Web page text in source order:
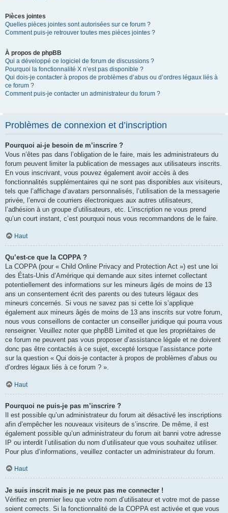
Pièces jointes
Quelles pièces jointes sont autorisées sur ce forum ?
Comment puis-je retrouver toutes mes pièces jointes ?
À propos de phpBB
Qui a développé ce logiciel de forum de discussions ?
Pourquoi la fonctionnalité X n’est pas disponible ?
Qui dois-je contacter à propos de problèmes d’abus ou d’ordres légaux liés à
ce forum ?
Comment puis-je contacter un administrateur du forum ?
Problèmes de connexion et d’inscription
Pourquoi ai-je besoin de m’inscrire ?
Vous n’êtes pas dans l’obligation de le faire, mais les administrateurs du
forum peuvent limiter la publication de messages aux utilisateurs inscrits.
En vous inscrivant, vous pouvez également avoir accès à des
fonctionnalités supplémentaires qui ne sont pas disponibles aux visiteurs,
tels que l’affichage d’avatars personnalisés, l’utilisation de la messagerie
privée, l’envoi de courriers électroniques aux autres utilisateurs,
l’adhésion à un groupe d’utilisateurs, etc. L’inscription ne vous prend
qu’un court instant, c’est pourquoi nous vous recommandons de le faire.
Haut
Qu’est-ce que la COPPA ?
La COPPA (pour « Child Online Privacy and Protection Act ») est une loi
des États-Unis d’Amérique qui demande aux sites internet collectant
potentiellement des informations sur les mineurs âgés de moins de 13
ans un consentement écrit des parents ou des tuteurs légaux des
mineurs concernés. Si vous ne savez pas si cette loi s’applique
également aux mineurs âgés de moins de 13 ans inscrits sur votre forum,
nous vous conseillons de contacter un conseiller juridique qui pourra vous
renseigner. Veuillez noter que phpBB Limited et que les propriétaires de
ce forum ne peuvent pas vous proposer d’assistance légale et ne doivent
donc pas être contactés à ce sujet, excepté lorsque l’assistance porte
sur la question « Qui dois-je contacter à propos de problèmes d’abus ou
d’ordres légaux liés à ce forum ? ».
Haut
Pourquoi ne puis-je pas m’inscrire ?
Il est possible qu’un administrateur du forum ait désactivé les inscriptions
afin d’empêcher les nouveaux visiteurs de s’inscrire. De même, il est
également possible qu’un administrateur du forum ait banni votre adresse
IP ou interdit l’utilisation du nom d’utilisateur que vous souhaitez utiliser.
Pour plus d’informations, veuillez contacter un administrateur du forum.
Haut
Je suis inscrit mais je ne peux pas me connecter !
Vérifiez en premier lieu que votre nom d’utilisateur et votre mot de passe
soient corrects. Si la fonctionnalité de la COPPA est activée et que vous